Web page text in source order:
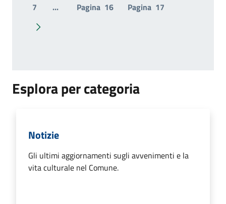
7
... Pagina 16 Pagina 17
Pagina successiva
Esplora per categoria
Notizie
Gli ultimi aggiornamenti sugli avvenimenti e la
vita culturale nel Comune.